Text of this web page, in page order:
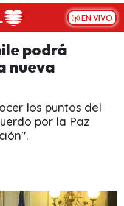
EN VIVO
podrá
nueva
los puntos del
por la Paz